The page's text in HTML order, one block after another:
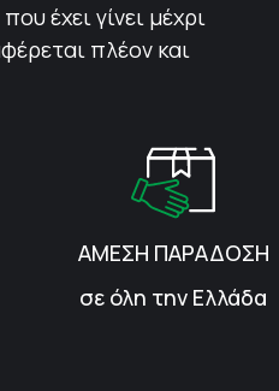
έχει γίνει μέχρι
πλέον και
ΑΜΕΣΗ ΠΑΡΑΔΟΣΗ
σε όλη την Ελλάδα